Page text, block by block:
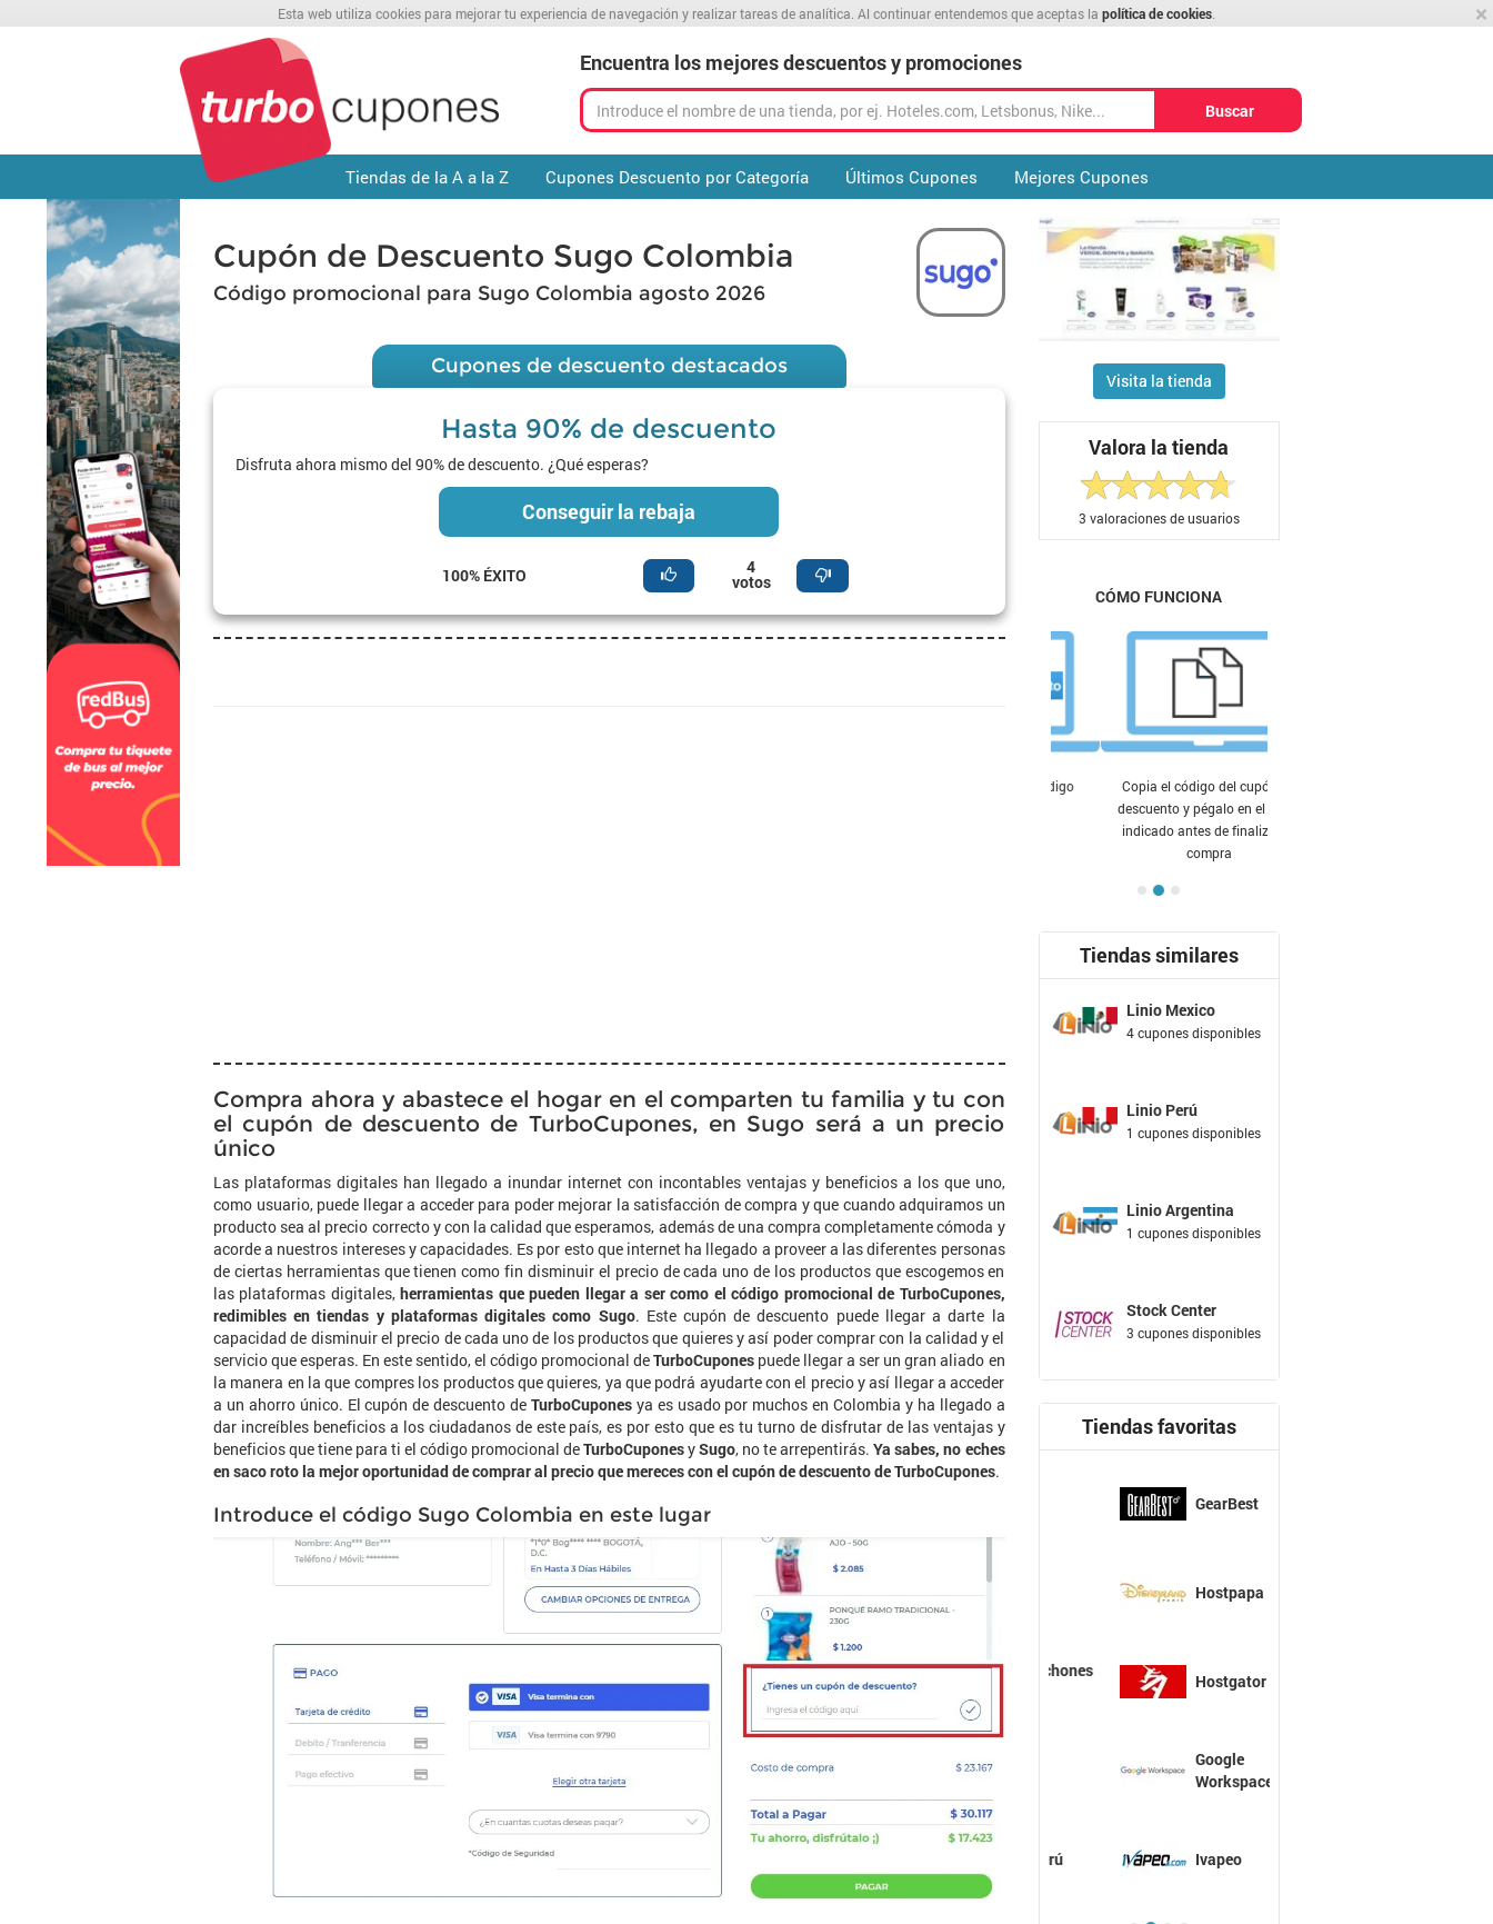
×
Esta web utiliza cookies para mejorar tu experiencia de navegación y realizar tareas de analítica. Al continuar entendemos que aceptas la política de cookies
Encuentra los mejores descuentos y promociones
Buscar
Tiendas de la A a la Z Cupones Descuento por Categoría Últimos Cupones Mejores Cupones
Cupón de Descuento Sugo Colombia
Código promocional para Sugo Colombia agosto 2026
Cupones de descuento destacados
Hasta 90% de descuento
Disfruta ahora mismo del 90% de descuento. ¿Qué esperas?
Conseguir la rebaja
100% ÉXITO 4
votos
Compra ahora y abastece el hogar en el comparten tu familia y tu con
el cupón de descuento de TurboCupones, en Sugo será a un precio
único
Las plataformas digitales han llegado a inundar internet con incontables ventajas y beneficios a los que uno,
como usuario, puede llegar a acceder para poder mejorar la satisfacción de compra y que cuando adquiramos un
producto sea al precio correcto y con la calidad que esperamos, además de una compra completamente cómoda y
acorde a nuestros intereses y capacidades. Es por esto que internet ha llegado a proveer a las diferentes personas
de ciertas herramientas que tienen como fin disminuir el precio de cada uno de los productos que escogemos en
las plataformas digitales,herramientas que pueden llegar a ser como el código promocional de TurboCupones,
redimibles en tiendas y plataformas digitales como Sugo. Este cupón de descuento puede llegar a darte la
capacidad de disminuir el precio de cada uno de los productos que quieres y así poder comprar con la calidad y el
servicio que esperas. En este sentido, el código promocional deTurboCupones puede llegar a ser un gran aliado en
la manera en la que compres los productos que quieres, ya que podrá ayudarte con el precio y así llegar a acceder
a un ahorro único. El cupón de descuento de TurboCuponesya es usado por muchos en Colombia y ha llegado a
dar increíbles beneficios a los ciudadanos de este país, es por esto que es tu turno de disfrutar de las ventajas y
beneficios que tiene para ti el código promocional deTurboCuponesySugo, no te arrepentirás.Ya sabes, no eches
en saco roto la mejor oportunidad de comprar al precio que mereces con el cupón de descuento de TurboCupones.
Introduce el código Sugo Colombia en este lugar
Visita la tienda
Valora la tienda
3 valoraciones de usuarios
CÓMO FUNCIONA
Copia el código del cupón de
descuento y pégalo en el lugar
indicado antes de finalizar tu
Tiendas similares
Linio Mexico
4 cupones disponibles
Linio Perú
1 cupones disponibles
Linio Argentina
1 cupones disponibles
Stock Center
3 cupones disponibles
Tiendas favoritas
GearBest
Hostpapa
Hostgator
Workspace
Ivapeo